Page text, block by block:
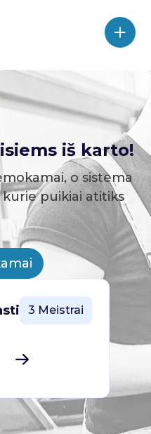
iš karto!
o sistema
puikiai atitiks
3 Meistrai